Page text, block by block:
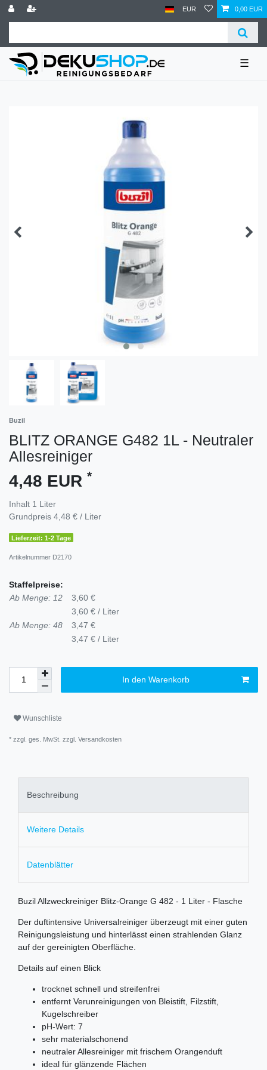
EUR 0,00 EUR
☰
Buzil
BLITZ ORANGE G482 1L - Neutraler
Allesreiniger
4,48 EUR *
Inhalt 1 Liter
Grundpreis 4,48 € / Liter
Lieferzeit: 1-2 Tage
Artikelnummer D2170
Staffelpreise:
Ab Menge: 12
3,60 €
3,60 € / Liter
Ab Menge: 48
3,47 €
3,47 € / Liter
In den Warenkorb
Wunschliste
* zzgl. ges. MwSt. zzgl. Versandkosten
Beschreibung
Weitere Details
Datenblätter
Buzil Allzweckreiniger Blitz-Orange G 482 - 1 Liter - Flasche
Der duftintensive Universalreiniger überzeugt mit einer guten
Reinigungsleistung und hinterlässt einen strahlenden Glanz
auf der gereinigten Oberfläche.
Details auf einen Blick
trocknet schnell und streifenfrei
entfernt Verunreinigungen von Bleistift, Filzstift,
Kugelschreiber
pH-Wert: 7
sehr materialschonend
neutraler Allesreiniger mit frischem Orangenduft
ideal für glänzende Flächen